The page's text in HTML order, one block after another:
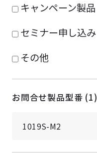
キャンペーン製品
セミナー申し込み
その他
お問合せ製品型番 (1)